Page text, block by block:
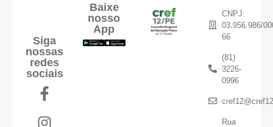
Siga
nossas
redes
sociais
Baixe
nosso
App
CNPJ:
03.956.986/
66
(81)
3226-
0996
Rua